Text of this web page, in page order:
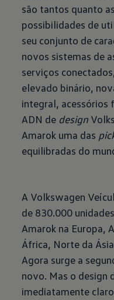
são tantos quanto
possibilidades de
seu conjunto de
novos sistemas de
serviços
elevado binário,
integral, acessórios
ADN de design
Amarok uma das
equilibradas do
A Volkswagen
de 830.000
Amarok na Europa,
África, Norte da
Agora surge a
novo. Mas o design
imediatamente